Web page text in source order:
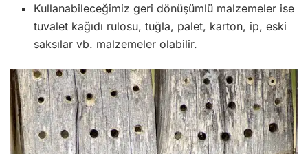
Kullanabileceğimiz geri dönüşümlü malzemeler ise
tuvalet kağıdı rulosu, tuğla, palet, karton, ip, eski
saksılar vb. malzemeler olabilir.